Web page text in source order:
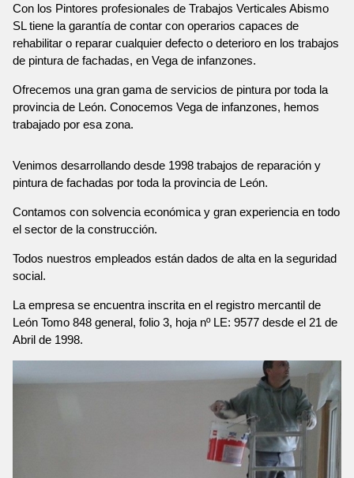
Con los Pintores profesionales de Trabajos Verticales Abismo
SL tiene la garantía de contar con operarios capaces de
rehabilitar o reparar cualquier defecto o deterioro en los trabajos
de pintura de fachadas, en Vega de infanzones.
Ofrecemos una gran gama de servicios de pintura por toda la
provincia de León. Conocemos Vega de infanzones, hemos
trabajado por esa zona.
Venimos desarrollando desde 1998 trabajos de reparación y
pintura de fachadas por toda la provincia de León.
Contamos con solvencia económica y gran experiencia en todo
el sector de la construcción.
Todos nuestros empleados están dados de alta en la seguridad
social.
La empresa se encuentra inscrita en el registro mercantil de
León Tomo 848 general, folio 3, hoja nº LE: 9577 desde el 21 de
Abril de 1998.